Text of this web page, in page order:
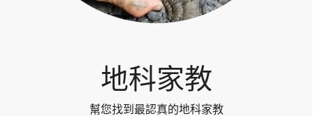
地科家教
幫您找到最認真的地科家教